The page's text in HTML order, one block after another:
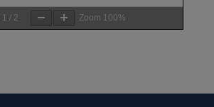
1 / 2 Zoom 100%